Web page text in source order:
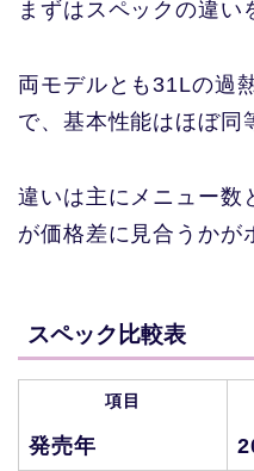
まずはスペックの違い
両モデルとも31Lの過
で、基本性能はほぼ同
違いは主にメニュー数
が価格差に見合うかが
スペック比較表
項目
発売年